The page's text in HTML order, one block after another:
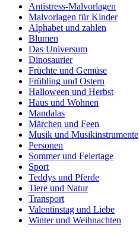
Antistress-Malvorlagen
Malvorlagen für Kinder
Alphabet und zahlen
Blumen
Das Universum
Dinosaurier
Früchte und Gemüse
Frühling und Ostern
Halloween und Herbst
Haus und Wohnen
Mandalas
Märchen und Feen
Musik und Musikinstrumente
Personen
Sommer und Feiertage
Sport
Teddys und Pferde
Tiere und Natur
Transport
Valentinstag und Liebe
Winter und Weihnachten